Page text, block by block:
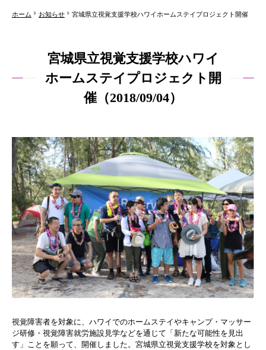
ホーム お知らせ 宮城県立視覚支援学校ハワイホームステイプロジェクト開催
宮城県立視覚支援学校ハワイ
ホームステイプロジェクト開
催（2018/09/04）
視覚障害者を対象に、ハワイでのホームステイやキャンプ・マッサー
ジ研修・視覚障害就労施設見学などを通じて「新たな可能性を見出
す」ことを願って、開催しました。宮城県立視覚支援学校を対象とし